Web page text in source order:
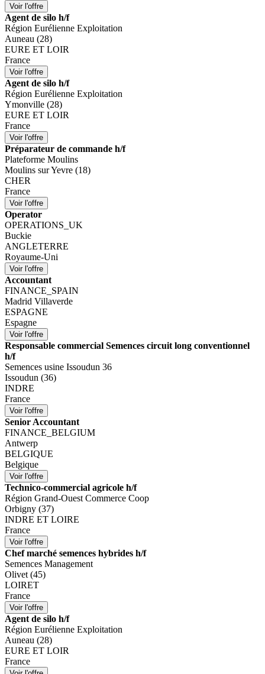
Agent de silo h/f
Région Eurélienne Exploitation
Auneau (28)
EURE ET LOIR
France
Agent de silo h/f
Région Eurélienne Exploitation
Ymonville (28)
EURE ET LOIR
France
Préparateur de commande h/f
Plateforme Moulins
Moulins sur Yevre (18)
CHER
France
Operator
OPERATIONS_UK
Buckie
ANGLETERRE
Royaume-Uni
Accountant
FINANCE_SPAIN
Madrid Villaverde
ESPAGNE
Espagne
Responsable commercial Semences circuit long conventionnel
h/f
Semences usine Issoudun 36
Issoudun (36)
INDRE
France
Senior Accountant
FINANCE_BELGIUM
Antwerp
BELGIQUE
Belgique
Technico-commercial agricole h/f
Région Grand-Ouest Commerce Coop
Orbigny (37)
INDRE ET LOIRE
France
Chef marché semences hybrides h/f
Semences Management
Olivet (45)
LOIRET
France
Agent de silo h/f
Région Eurélienne Exploitation
Auneau (28)
EURE ET LOIR
France